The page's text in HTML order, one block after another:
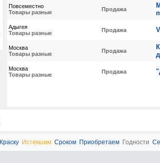
Повсеместно
Товары разные
Продажа
Адыгея
Товары разные
Продажа
Москва
Товары разные
Продажа
Москва
Товары разные
Продажа
Краску Истекшим Сроком Приобретаем Годности